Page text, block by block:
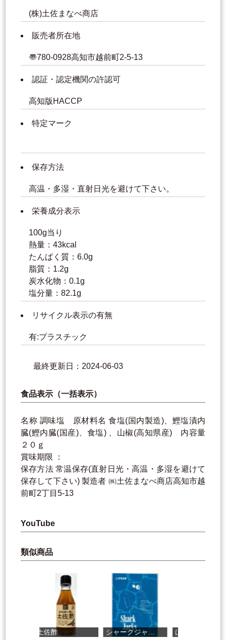
(株)土佐まなべ商店
販売者所在地
〠780-0928高知市越前町2-5-13
認証・認定機関の許認可
高知版HACCP
特定マーク
保存方法
高温・多湿・直射日光を避けて下さい。
栄養成分表示
100g当り
熱量：43kcal
たんぱく質：6.0g
脂質：1.2g
炭水化物：0.1g
塩分量：82.1g
リサイクル表示の有無
有:プラスチック
最終更新日：2024-06-03
食品表示（一括表示）
名称 調味塩 原材料名 食塩(国内製造)、鰹塩漬内
臓(鰹内臓(国産)、食塩) 、山椒(高知県産) 内容量
２０ｇ
賞味期限 ：
保存方法 常温保存(直射日光・高温・多湿を避けて
保存して下さい) 製造者 ㈱土佐まなべ商店高知市越
前町2丁目5-13
YouTube
類似商品
シャークジャ... ばあばのおみそ